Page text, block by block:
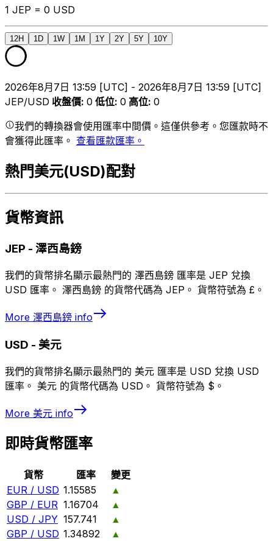
1 JEP = 0 USD
12H 1D 1W 1M 1Y 2Y 5Y 10Y
2026年8月7日 13:59 [UTC] - 2026年8月7日 13:59 [UTC]
JEP/USD 收盤價: 0 低位: 0 高位: 0
我們的轉換器會使用匯率中間價。這僅供參考。您匯款時不
會獲得此匯率。 查看匯款匯率。
熱門美元(USD)配對
貨幣資訊
JEP - 澤西島鎊
我們的貨幣排名顯示最熱門的 澤西島鎊 匯率是 JEP 兌換
USD 匯率。 澤西島鎊 的貨幣代碼為 JEP。 貨幣符號為 £。
More 澤西島鎊 info
USD - 美元
我們的貨幣排名顯示最熱門的 美元 匯率是 USD 兌換 USD
匯率。 美元 的貨幣代碼為 USD。 貨幣符號為 $。
More 美元 info
即時貨幣匯率
貨幣 匯率
變更
EUR / USD 1.15585
▲
GBP / EUR 1.16704
▲
USD / JPY 157.741
▲
GBP / USD 1.34892
▲